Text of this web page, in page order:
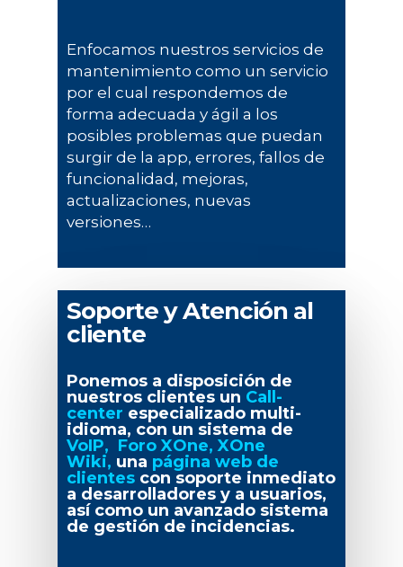
Enfocamos nuestros servicios de
mantenimiento como un servicio
por el cual respondemos de
forma adecuada y ágil a los
posibles problemas que puedan
surgir de la app, errores, fallos de
funcionalidad, mejoras,
actualizaciones, nuevas
versiones…
Soporte y Atención al
cliente
Ponemos a disposición de
nuestros clientes un Call-
center especializado multi-
idioma, con un sistema de
VoIP, Foro XOne, XOne
Wiki, una página web de
clientescon soporte inmediato
a desarrolladores y a usuarios,
así como un avanzado sistema
de gestión de incidencias.